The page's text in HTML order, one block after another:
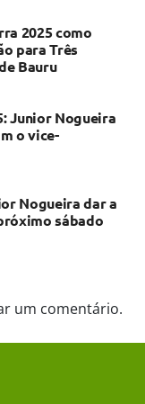
2025 como
para Três
Bauru
Junior Nogueira
o vice-
Nogueira dar a
sábado
um comentário.